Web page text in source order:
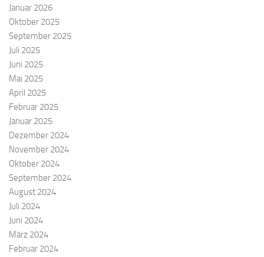
Januar 2026
Oktober 2025
September 2025
Juli 2025
Juni 2025
Mai 2025
April 2025
Februar 2025
Januar 2025
Dezember 2024
November 2024
Oktober 2024
September 2024
August 2024
Juli 2024
Juni 2024
März 2024
Februar 2024